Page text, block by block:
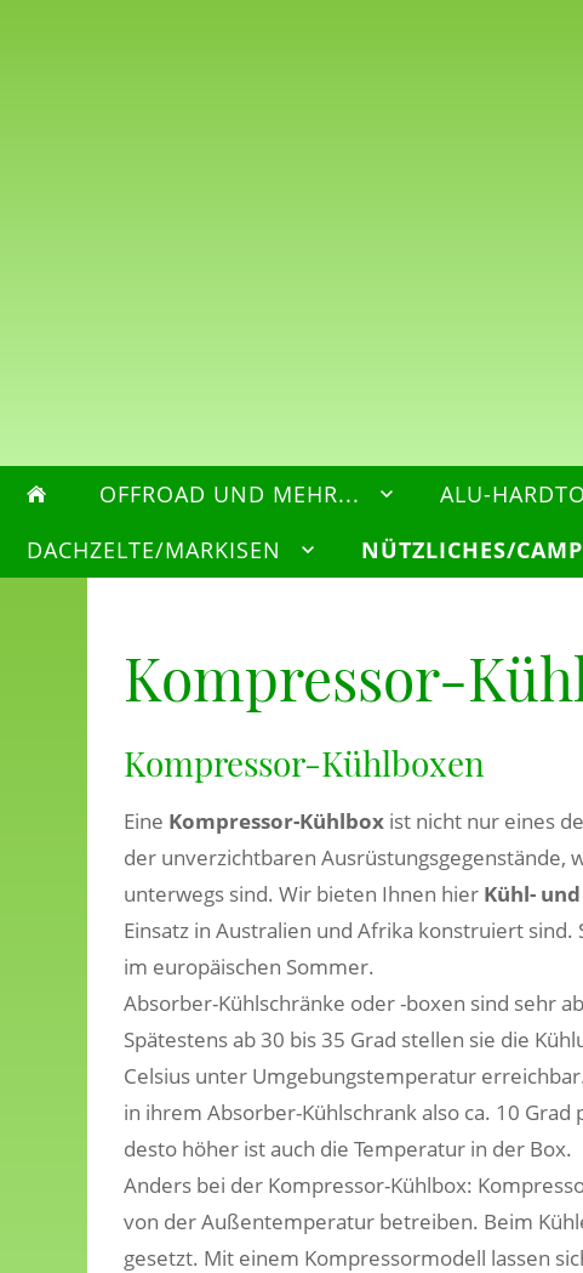
OFFROAD UND MEHR... ALU-
DACHZELTE/MARKISEN
NÜTZLICHES/
Kompressor-
Kompressor-Kühlboxen
Eine Kompressor-Kühlbox ist nicht nur eines
der unverzichtbaren Ausrüstungsgegenstände,
unterwegs sind. Wir bieten Ihnen hier Kühl-
Einsatz in Australien und Afrika konstruiert
im europäischen Sommer.
Absorber-Kühlschränke oder -boxen sind sehr
Spätestens ab 30 bis 35 Grad stellen sie die
Celsius unter Umgebungstemperatur
in ihrem Absorber-Kühlschrank also ca. 10
desto höher ist auch die Temperatur in der Box.
Anders bei der Kompressor-Kühlbox:
von der Außentemperatur betreiben. Beim
gesetzt. Mit einem Kompressormodell lassen